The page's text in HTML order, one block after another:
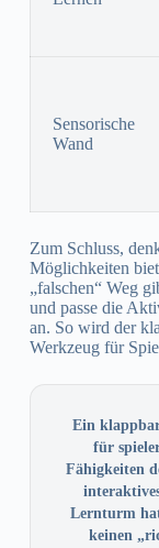
Sensorische
Wand
Zum Schluss,
Möglichkeiten
„falschen“ Weg
und passe die
an. So wird der
Werkzeug für
Ein
für
Fähigkeiten
Lernturm
keinen